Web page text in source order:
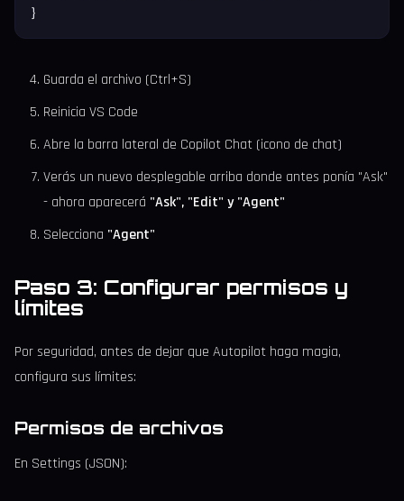
}
Guarda el archivo (Ctrl+S)
Reinicia VS Code
Abre la barra lateral de Copilot Chat (icono de chat)
Verás un nuevo desplegable arriba donde antes ponía "Ask"
- ahora aparecerá "Ask", "Edit" y "Agent"
Selecciona "Agent"
Paso 3: Configurar permisos y
límites
Por seguridad, antes de dejar que Autopilot haga magia,
configura sus límites:
Permisos de archivos
En Settings (JSON):